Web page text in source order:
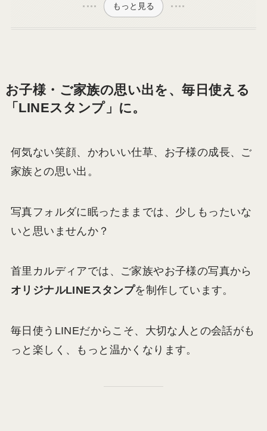
もっと見る
お子様・ご家族の思い出を、毎日使える
「LINEスタンプ」に。
何気ない笑顔、かわいい仕草、お子様の成長、ご
家族との思い出。
写真フォルダに眠ったままでは、少しもったいな
いと思いませんか？
首里カルディアでは、ご家族やお子様の写真から
オリジナルLINEスタンプを制作しています。
毎日使うLINEだからこそ、大切な人との会話がも
っと楽しく、もっと温かくなります。